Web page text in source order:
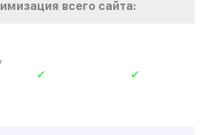
всего сайта:
✔ ✔